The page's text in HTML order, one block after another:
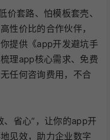
套路、怕模板套壳、
性价比的合作伙伴，
提供《app开发避坑手
理app核心需求、免费
任何咨询费用，不合
、省心”，让你的app开
见效，助力企业数字